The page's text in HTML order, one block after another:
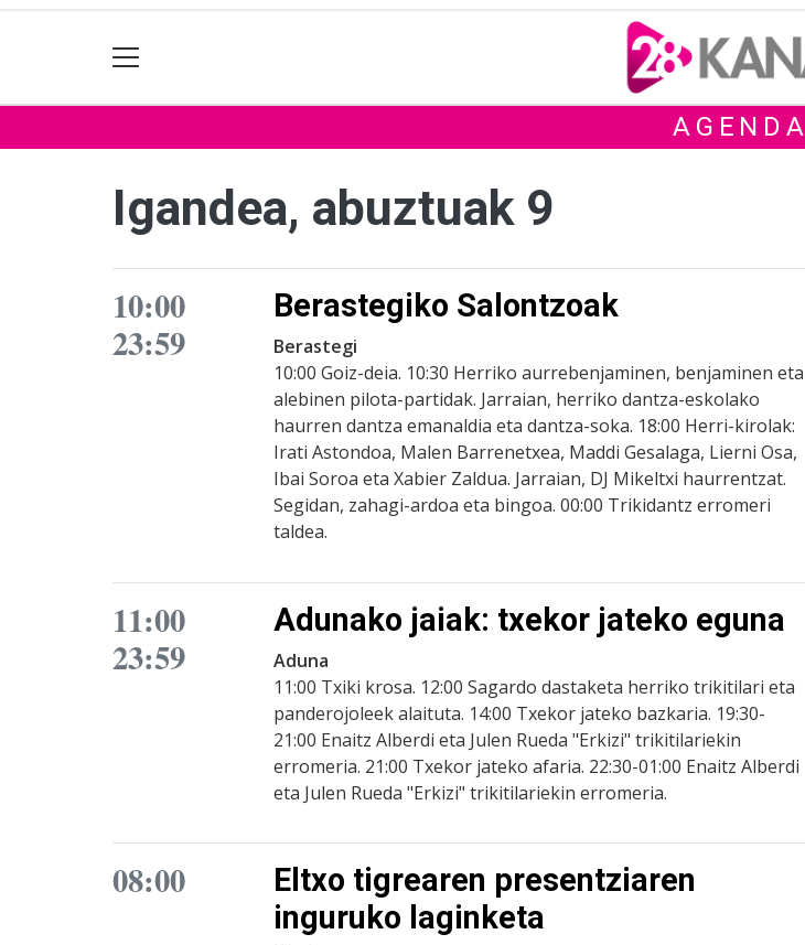
AGENDA
Igandea, abuztuak 9
10:00
23:59
Berastegiko Salontzoak
Berastegi
10:00 Goiz-deia. 10:30 Herriko aurrebenjaminen, benjaminen eta
alebinen pilota-partidak. Jarraian, herriko dantza-eskolako
haurren dantza emanaldia eta dantza-soka. 18:00 Herri-kirolak:
Irati Astondoa, Malen Barrenetxea, Maddi Gesalaga, Lierni Osa,
Ibai Soroa eta Xabier Zaldua. Jarraian, DJ Mikeltxi haurrentzat.
Segidan, zahagi-ardoa eta bingoa. 00:00 Trikidantz erromeri
taldea.
11:00
23:59
Adunako jaiak: txekor jateko eguna
Aduna
11:00 Txiki krosa. 12:00 Sagardo dastaketa herriko trikitilari eta
panderojoleek alaituta. 14:00 Txekor jateko bazkaria. 19:30-
21:00 Enaitz Alberdi eta Julen Rueda "Erkizi" trikitilariekin
erromeria. 21:00 Txekor jateko afaria. 22:30-01:00 Enaitz Alberdi
eta Julen Rueda "Erkizi" trikitilariekin erromeria.
08:00
Eltxo tigrearen presentziaren
inguruko laginketa